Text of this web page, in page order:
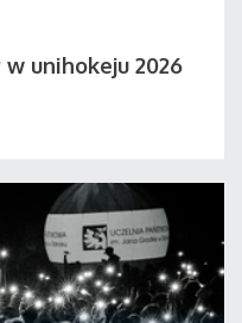
unihokeju 2026